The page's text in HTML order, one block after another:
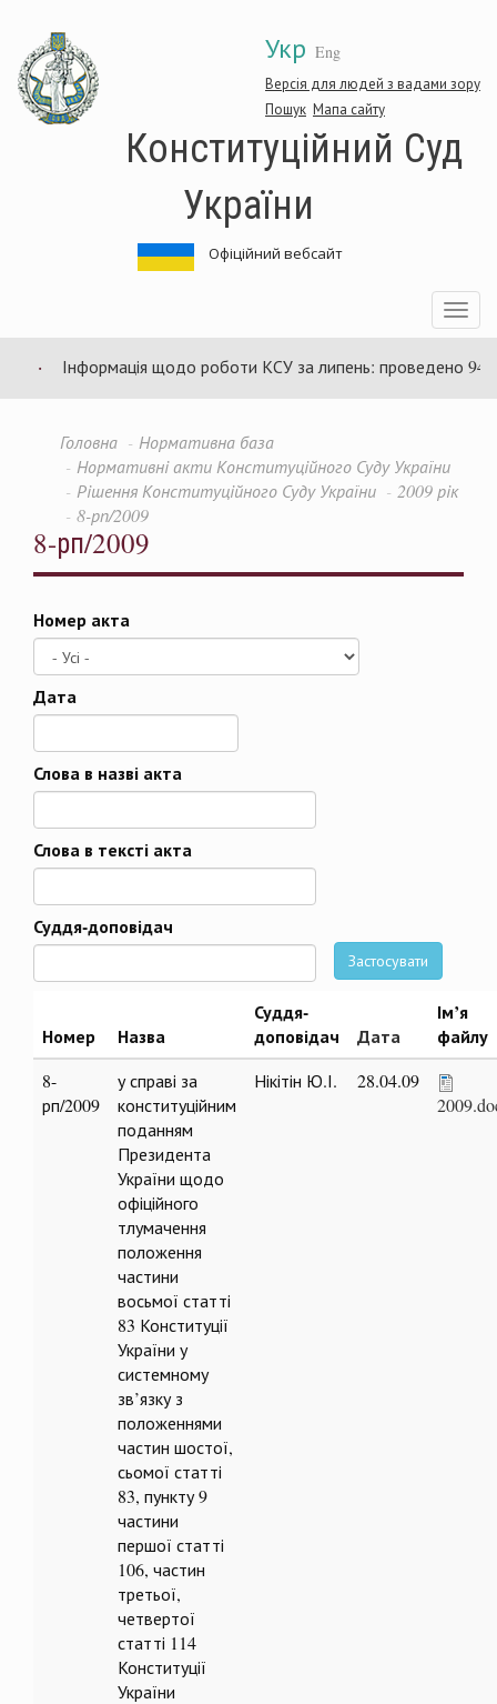
основного
матеріалу
Укр Eng
Версія для людей з вадами зору
Пошук Мапа сайту
Конституційний Суд
України
Офіційний вебсайт
Toggle
Інформація щодо роботи КСУ за липень: проведено 94
Головна
Нормативна база
Нормативні акти Конституційного Суду України
Рішення Конституційного Суду України
2009 рік
8-рп/2009
8-рп/2009
Номер акта
Дата
Дата
Слова в назві акта
Слова в тексті акта
Суддя-доповідач
Застосувати
Номер Назва
Суддя-
доповідач
Дата
Ім’я
файлу
8-
рп/2009
у справі за
конституційним
поданням
Президента
України щодо
офіційного
тлумачення
положення
частини
восьмої статті
83 Конституції
України у
системному
зв’язку з
положеннями
частин шостої,
сьомої статті
83, пункту 9
частини
першої статті
106, частин
третьої,
четвертої
статті 114
Конституції
України
Нікітін Ю.І.
28.04.09